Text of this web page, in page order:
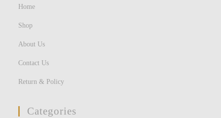
Home
Shop
About Us
Contact Us
Return & Policy
Categories